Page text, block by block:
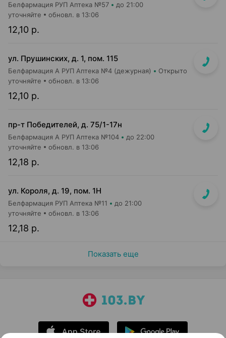
Белфармация РУП Аптека №57 до 21:00
12,10 р.
уточняйте обновл. в 13:06
ул. Прушинских, д. 1, пом. 115
Белфармация А РУП Аптека №4 (дежурная) Открыто
12,10 р.
уточняйте обновл. в 13:06
пр-т Победителей, д. 75/1-17н
Белфармация А РУП Аптека №104 до 22:00
12,18 р.
уточняйте обновл. в 13:06
ул. Короля, д. 19, пом. 1Н
Белфармация РУП Аптека №11 до 21:00
12,18 р.
уточняйте обновл. в 13:06
Показать еще